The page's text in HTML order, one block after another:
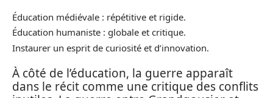
Éducation médiévale : répétitive et rigide.
Éducation humaniste : globale et critique.
Instaurer un esprit de curiosité et d’innovation.
À côté de l’éducation, la guerre apparaît
dans le récit comme une critique des conflits